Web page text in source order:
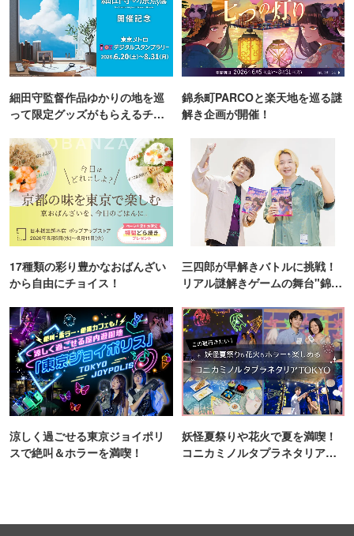
細田守監督作品ゆかりの地を巡
って限定グッズがもらえるチャ
錦糸町PARCOと楽天地を巡る謎
解き企画が開催！
17種類の彩り豊かなおばんざい
から自由にチョイス！
三四郎が早解きバトルに挑戦！
リアル謎解きゲームの舞台"錦糸
涼しく過ごせる東京ジョイポリ
スで絶叫＆ホラーを満喫！
妖怪夏祭りや花火で夏を満喫！
コニカミノルタプラネタリア